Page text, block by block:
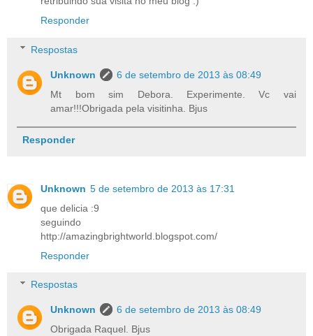
Responder
Respostas
Unknown
6 de setembro de 2013 às 08:49
Mt bom sim Debora. Experimente. Vc vai
amar!!!Obrigada pela visitinha. Bjus
Responder
Unknown 5 de setembro de 2013 às 17:31
que delicia :9
seguindo
http://amazingbrightworld.blogspot.com/
Responder
Respostas
Unknown
6 de setembro de 2013 às 08:49
Obrigada Raquel. Bjus